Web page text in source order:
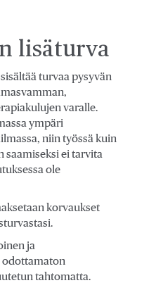
lisäturva
turvaa pysyvän
varalle.
ympäri
niin työssä kuin
saamiseksi ei tarvita
ole
korvaukset
ja
tahtomatta.